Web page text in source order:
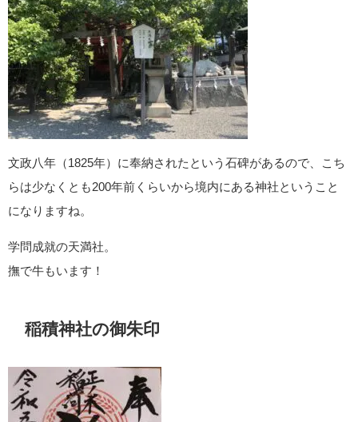
文政八年（1825年）に奉納されたという石碑があるので、こち
らは少なくとも200年前くらいから境内にある神社ということ
になりますね。
学問成就の天満社。
撫で牛もいます！
稲積神社の御朱印